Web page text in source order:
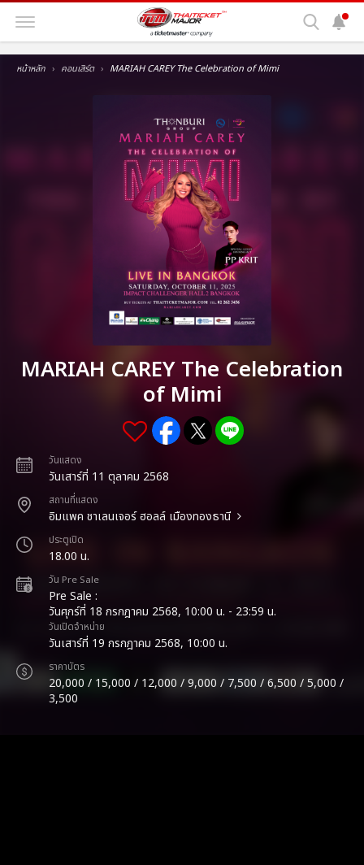
หน้าหลัก คอนเสิร์ต MARIAH CAREY The Celebration of Mimi
MARIAH CAREY The Celebration
of Mimi
วันแสดง
วันเสาร์ที่ 11 ตุลาคม 2568
สถานที่แสดง
อิมแพค ชาเลนเจอร์ ฮอลล์ เมืองทองธานี
ประตูเปิด
18.00 น.
วัน Pre Sale
Pre Sale :
วันศุกร์ที่ 18 กรกฎาคม 2568, 10:00 น. - 23:59 น.
วันเปิดจำหน่าย
วันเสาร์ที่ 19 กรกฎาคม 2568, 10:00 น.
ราคาบัตร
20,000 / 15,000 / 12,000 / 9,000 / 7,500 / 6,500 / 5,000 /
3,500